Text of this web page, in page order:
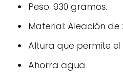
Peso: 930 gramos.
Material: Aleación de
Altura que permite el
Ahorra agua.